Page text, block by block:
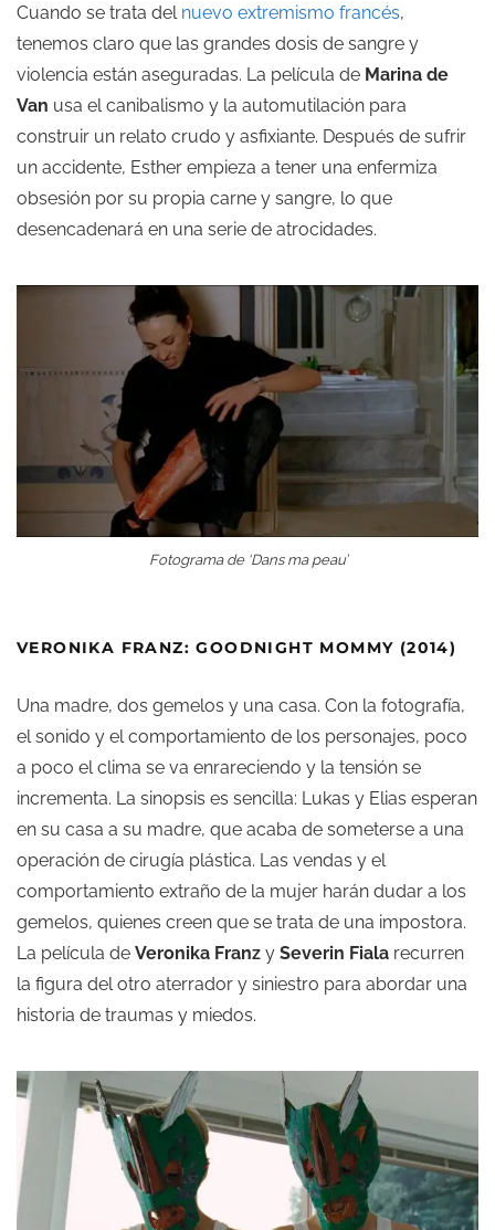
Cuando se trata del nuevo extremismo francés,
tenemos claro que las grandes dosis de sangre y
violencia están aseguradas. La película de Marina de
Van usa el canibalismo y la automutilación para
construir un relato crudo y asfixiante. Después de sufrir
un accidente, Esther empieza a tener una enfermiza
obsesión por su propia carne y sangre, lo que
desencadenará en una serie de atrocidades.
Fotograma de ‘Dans ma peau’
VERONIKA FRANZ: GOODNIGHT MOMMY (2014)
Una madre, dos gemelos y una casa. Con la fotografía,
el sonido y el comportamiento de los personajes, poco
a poco el clima se va enrareciendo y la tensión se
incrementa. La sinopsis es sencilla: Lukas y Elias esperan
en su casa a su madre, que acaba de someterse a una
operación de cirugía plástica. Las vendas y el
comportamiento extraño de la mujer harán dudar a los
gemelos, quienes creen que se trata de una impostora.
La película de Veronika Franz y Severin Fiala recurren
la figura del otro aterrador y siniestro para abordar una
historia de traumas y miedos.